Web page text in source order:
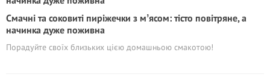
Смачні та соковиті пиріжечки з мʼясом: тісто повітряне, а
начинка дуже поживна
Порадуйте своїх близьких цією домашньою смакотою!